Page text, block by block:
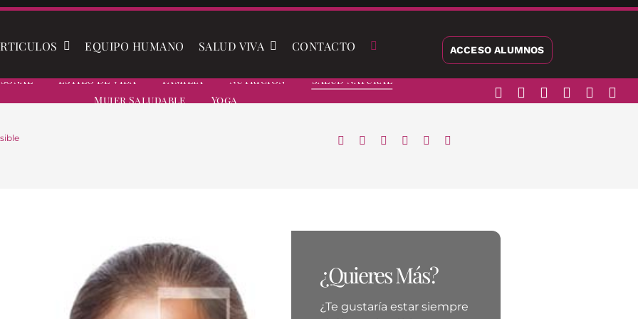
EQUIPO HUMANO SALUD VIVA CONTACTO ACCESO ALUMNOS
Estilo De Vida Familia Nutrición
Salud Natural
Mujer Saludable
Yoga
¿Quieres Más?
¿Te gustaría estar siempre